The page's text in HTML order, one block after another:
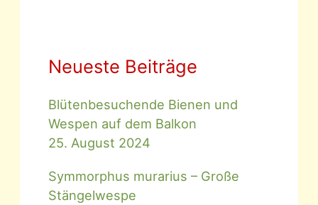
Neueste Beiträge
Blütenbesuchende Bienen und
Wespen auf dem Balkon
25. August 2024
Symmorphus murarius – Große
Stängelwespe